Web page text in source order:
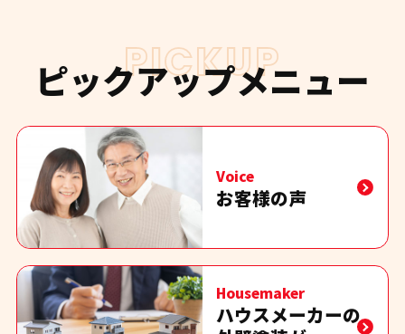
PICKUP
ピックアップメニュー
Voice
お客様の声
Housemaker
ハウスメーカーの